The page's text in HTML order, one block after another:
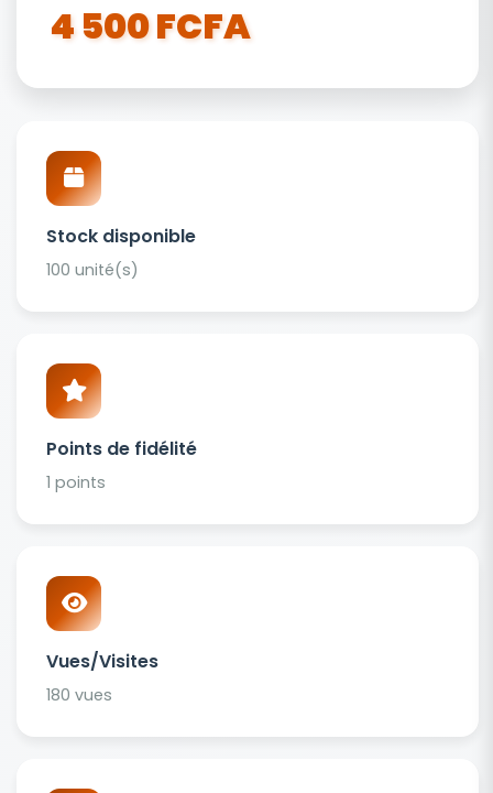
4 500 FCFA
Stock disponible
100 unité(s)
Points de fidélité
1 points
Vues/Visites
180 vues